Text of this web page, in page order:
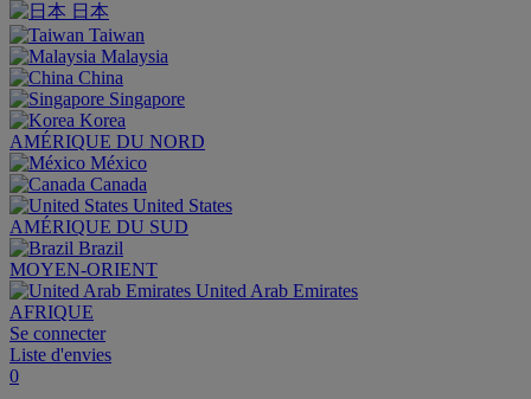
日本
Taiwan
Malaysia
China
Singapore
Korea
AMÉRIQUE DU NORD
México
Canada
United States
AMÉRIQUE DU SUD
Brazil
MOYEN-ORIENT
United Arab Emirates
AFRIQUE
Se connecter
Liste d'envies
0